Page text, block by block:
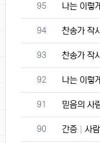
번호
95 나는 이렇
번호
94 찬송가 작
번호
93 찬송가 작
번호
92 나는 이렇
번호
91 믿음의 사
번호
90 간증 사